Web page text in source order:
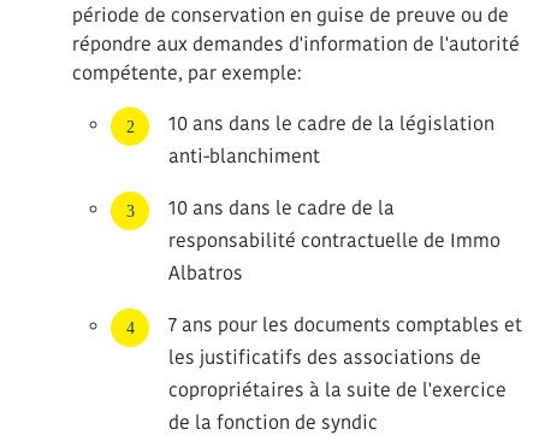
période de conservation en guise de preuve ou de
répondre aux demandes d'information de l'autorité
compétente, par exemple:
10 ans dans le cadre de la législation
anti-blanchiment
10 ans dans le cadre de la
responsabilité contractuelle de Immo
Albatros
7 ans pour les documents comptables et
les justificatifs des associations de
copropriétaires à la suite de l'exercice
de la fonction de syndic